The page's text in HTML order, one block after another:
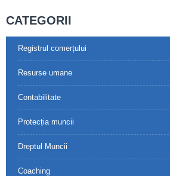
CATEGORII
Registrul comerțului
Resurse umane
Contabilitate
Protecția muncii
Dreptul Muncii
Coaching